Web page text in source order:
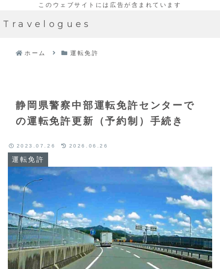
Travelogues
ホーム 運転免許
静岡県警察中部運転免許センターで
の運転免許更新（予約制）手続き
運転免許
2023.07.26 2026.06.26